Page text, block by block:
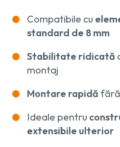
Compatibile cu
standard de 8 mm
Stabilitate ridicată
montaj
Montare rapidă
Ideale pentru
extensibile ulterior